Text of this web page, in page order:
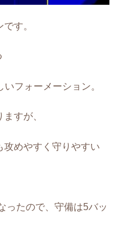
す。
いフォーメーション。
すが、
攻めやすく守りやすい
ったので、守備は5バッ